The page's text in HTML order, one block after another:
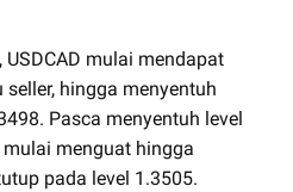
mulai mendapat
hingga menyentuh
Pasca menyentuh level
menguat hingga
pada level 1.3505.